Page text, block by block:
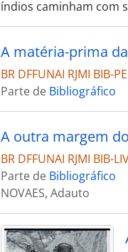
índios caminham com
A matéria-prima
BR DFFUNAI RJMI BIB-
Parte de Bibliográfico
A outra margem
BR DFFUNAI RJMI BIB-
Parte de Bibliográfico
NOVAES, Adauto